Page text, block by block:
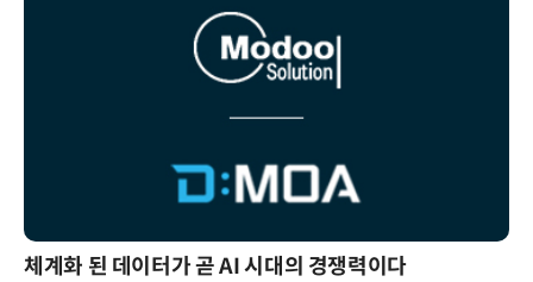
체계화 된 데이터가 곧 AI 시대의 경쟁력이다